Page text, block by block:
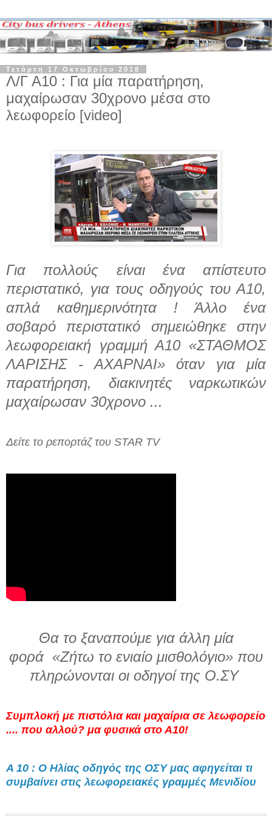
Τετάρτη 17 Οκτωβρίου 2018
Λ/Γ Α10 : Για μία παρατήρηση,
μαχαίρωσαν 30χρονο μέσα στο
λεωφορείο [video]
Για πολλούς είναι ένα απίστευτο
περιστατικό, για τους οδηγούς του Α10,
απλά καθημερινότητα ! Άλλο ένα
σοβαρό περιστατικό σημειώθηκε στην
λεωφορειακή γραμμή Α10 «ΣΤΑΘΜΟΣ
ΛΑΡΙΣΗΣ - ΑΧΑΡΝΑΙ» όταν για μία
παρατήρηση, διακινητές ναρκωτικών
μαχαίρωσαν 30χρονο ...
Δείτε το ρεπορτάζ του STAR TV
Θα το ξαναπούμε για άλλη μία
φορά «Ζήτω το ενιαίο μισθολόγιο» που
πληρώνονται οι οδηγοί της Ο.ΣΥ
Συμπλοκή με πιστόλια και μαχαίρια σε λεωφορείο
.... που αλλού? μα φυσικά στο Α10!
Α 10 : Ο Ηλίας οδηγός της ΟΣΥ μας αφηγείται τι
συμβαίνει στις λεωφορειακές γραμμές Μενιδίου